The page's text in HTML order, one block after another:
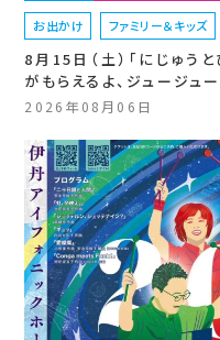
お出かけ ファミリー＆キッズ
8月15日（土）「にじゅう
がもらえるよ、ジュージュ
2026年08月06日